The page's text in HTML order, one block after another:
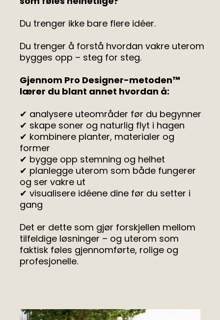
Du trenger ikke bare flere idéer.
Du trenger å forstå hvordan vakre uterom
bygges opp – steg for steg.
Gjennom Pro Designer-metoden™
lærer du blant annet hvordan å:
✔ analysere uteområder før du begynner
✔ skape soner og naturlig flyt i hagen
✔ kombinere planter, materialer og
former
✔ bygge opp stemning og helhet
✔ planlegge uterom som både fungerer
og ser vakre ut
✔ visualisere idéene dine før du setter i
gang
Det er dette som gjør forskjellen mellom
tilfeldige løsninger – og uterom som
faktisk føles gjennomførte, rolige og
profesjonelle.